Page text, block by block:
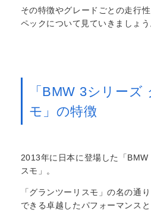
その特徴やグレードごとの走行
ペックについて見ていきましょう
「BMW 3シリー
モ」の特徴
2013年に日本に登場した「
スモ」。
「グランツーリスモ」の名の通
できる卓越したパフォーマンス